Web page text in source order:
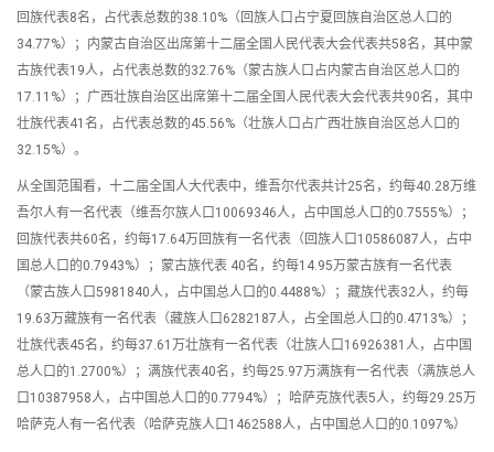
回族代表8名，占代表总数的38.10%（回族人口占宁夏回族自治区总人口的
34.77%）；内蒙古自治区出席第十二届全国人民代表大会代表共58名，其中蒙
古族代表19人，占代表总数的32.76%（蒙古族人口占内蒙古自治区总人口的
17.11%）；广西壮族自治区出席第十二届全国人民代表大会代表共90名，其中
壮族代表41名，占代表总数的45.56%（壮族人口占广西壮族自治区总人口的
32.15%）。
从全国范围看，十二届全国人大代表中，维吾尔代表共计25名，约每40.28万维
吾尔人有一名代表（维吾尔族人口10069346人，占中国总人口的0.7555%）；
回族代表共60名，约每17.64万回族有一名代表（回族人口10586087人，占中
国总人口的0.7943%）；蒙古族代表 40名，约每14.95万蒙古族有一名代表
（蒙古族人口5981840人，占中国总人口的0.4488%）；藏族代表32人，约每
19.63万藏族有一名代表（藏族人口6282187人，占全国总人口的0.4713%）；
壮族代表45名，约每37.61万壮族有一名代表（壮族人口16926381人，占中国
总人口的1.2700%）；满族代表40名，约每25.97万满族有一名代表（满族总人
口10387958人，占中国总人口的0.7794%）；哈萨克族代表5人，约每29.25万
哈萨克人有一名代表（哈萨克族人口1462588人，占中国总人口的0.1097%）